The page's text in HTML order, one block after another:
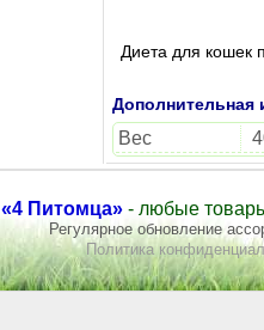
Диета для кошек
Дополнительная
Вес
«4 Питомца» - любые
Регулярное обновление
Политика